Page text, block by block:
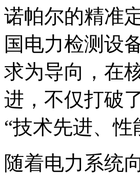
诺帕尔的精准
国电力检测设
求为导向，在
进，不仅打破
“技术先进、
随着电力系统